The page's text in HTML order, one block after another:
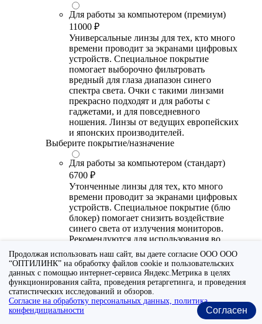
Для работы за компьютером (премиум)
11000 ₽
Универсальные линзы для тех, кто много
времени проводит за экранами цифровых
устройств. Специальное покрытие
помогает выборочно фильтровать
вредный для глаза диапазон синего
спектра света. Очки с такими линзами
прекрасно подходят и для работы с
гаджетами, и для повседневного
ношения. Линзы от ведущих европейских
и японских производителей.
Выберите покрытие/назначение
Для работы за компьютером (стандарт)
6700 ₽
Утонченные линзы для тех, кто много
времени проводит за экранами цифровых
устройств. Специальное покрытие (блю
блокер) помогает снизить воздействие
синего света от излучения мониторов.
Рекомендуются для использования во
время работы с гаджетами, не для
постоянного ношения. Линзы
производства Сербии или Ю.-В. Азии.
Для работы за компьютером (премиум)
20300 ₽
Универсальные утонченные линзы для
Продолжая использовать наш сайт, вы даете согласие ООО ООО
“ОПТИЛИНК” на обработку файлов cookie и пользовательских
данных с помощью интернет-сервиса Яндекс.Метрика в целях
функционирования сайта, проведения ретаргетинга, и проведения
статистических исследований и обзоров.
Согласие на обработку персональных данных, политика
конфендициальности
Согласен